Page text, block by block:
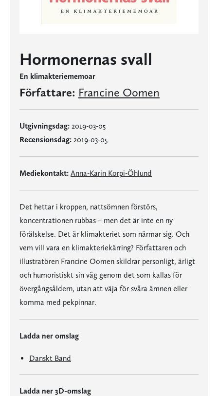
Hormonernas svall
En klimakteriememoar
Författare: Francine Oomen
Utgivningsdag: 2019-03-05
Recensionsdag: 2019-03-05
Mediekontakt: Anna-Karin Korpi-Öhlund
Det hettar i kroppen, nattsömnen förstörs,
koncentrationen rubbas – men det är inte en ny
förälskelse. Det är klimakteriet som närmar sig. Och
vem vill vara en klimakteriekärring? Författaren och
illustratören Francine Oomen skildrar personligt, ärligt
och humoristiskt sin väg genom det som kallas för
övergångsåldern, utan att väja för svåra ämnen eller
komma med pekpinnar.
Ladda ner omslag
Danskt Band
Ladda ner 3D-omslag